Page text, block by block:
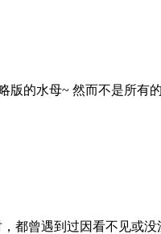
的水母~ 然而不是所有
曾遇到过因看不见或